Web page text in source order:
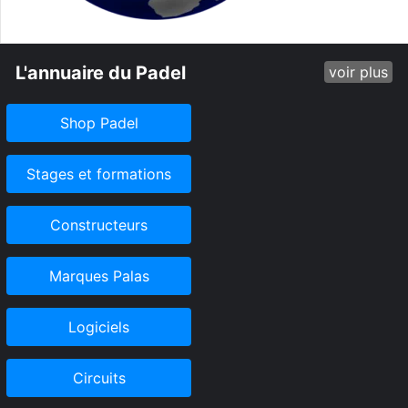
L'annuaire du Padel voir plus
Shop Padel
Stages et formations
Constructeurs
Marques Palas
Logiciels
Circuits